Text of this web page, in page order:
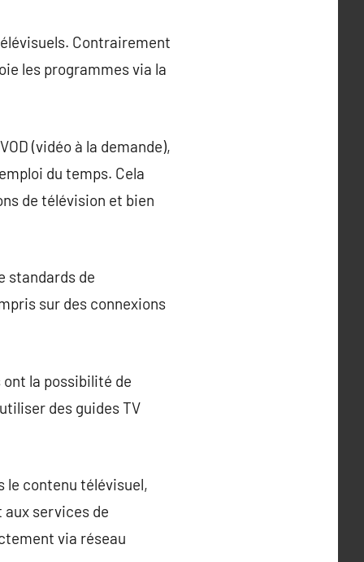
Contrairement
les programmes via la
(vidéo à la demande),
du temps. Cela
de télévision et bien
standards de
sur des connexions
la possibilité de
des guides TV
le contenu télévisuel,
services de
via réseau